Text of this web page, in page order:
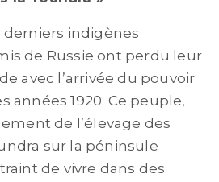
derniers indigènes
de Russie ont perdu leur
avec l’arrivée du pouvoir
années 1920. Ce peuple,
de l’élevage des
sur la péninsule
de vivre dans des